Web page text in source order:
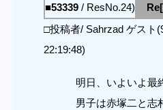
■53339 / ResNo.24)
□投稿者/ Sahrzad ゲスト
22:19:48)
明日、いよいよ最
男子は赤塚二と志